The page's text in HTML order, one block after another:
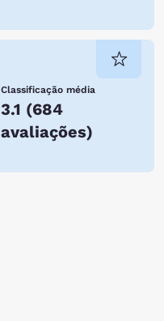
Classificação média
3.1 (684
avaliações)